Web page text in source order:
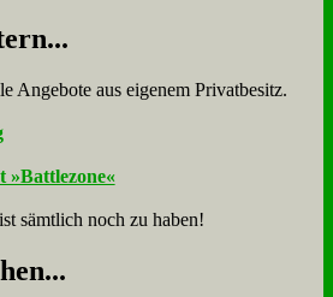
An­ge­bo­te aus eigenem Privatbesitz.
sämt­lich noch zu haben!